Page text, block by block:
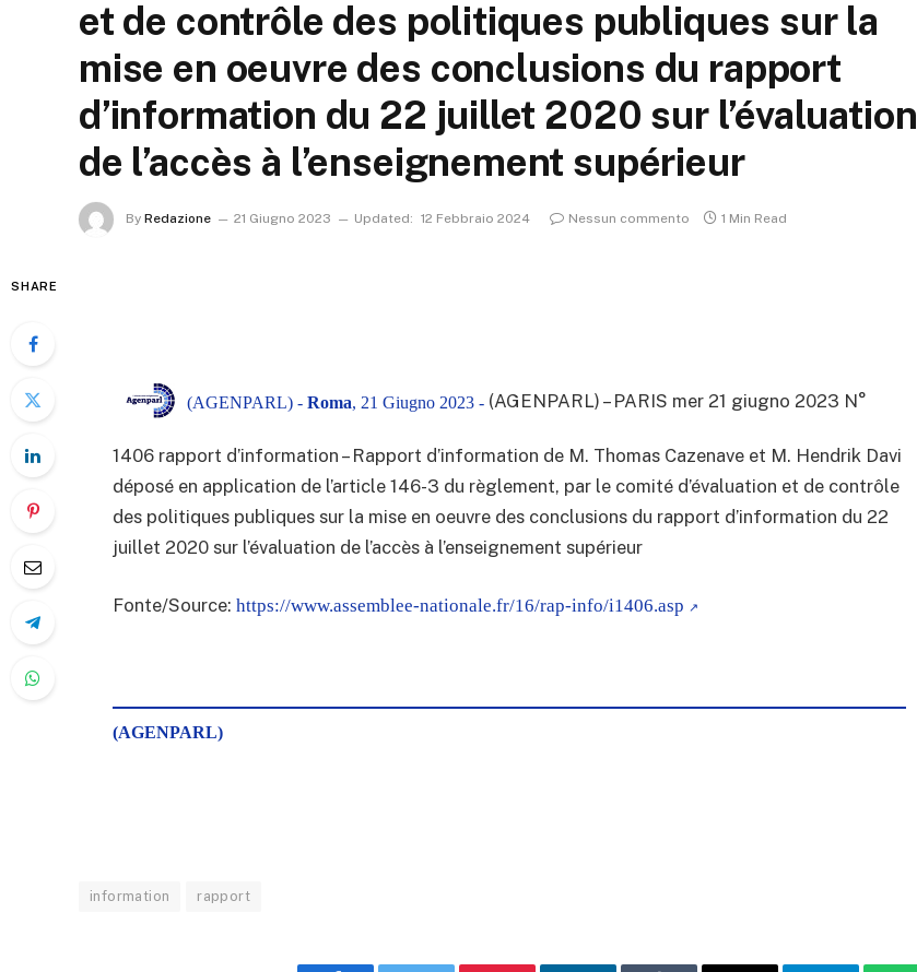
et de contrôle des politiques publiques sur la
mise en oeuvre des conclusions du rapport
d’information du 22 juillet 2020 sur l’évaluation
de l’accès à l’enseignement supérieur
By Redazione 21 Giugno 2023 Updated: 12 Febbraio 2024 Nessun commento 1 Min Read
SHARE
(AGENPARL) - Roma, 21 Giugno 2023 - (AGENPARL) – PARIS mer 21 giugno 2023 N°
1406 rapport d’information – Rapport d’information de M. Thomas Cazenave et M. Hendrik Davi
déposé en application de l’article 146-3 du règlement, par le comité d’évaluation et de contrôle
des politiques publiques sur la mise en oeuvre des conclusions du rapport d’information du 22
juillet 2020 sur l’évaluation de l’accès à l’enseignement supérieur
Fonte/Source: https://www.assemblee-nationale.fr/16/rap-info/i1406.asp
(AGENPARL)
information rapport